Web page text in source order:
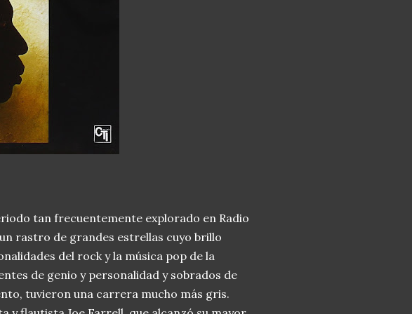
tan frecuentemente explorado en Radio
rastro de grandes estrellas cuyo brillo
del rock y la música pop de la
de genio y personalidad y sobrados de
tuvieron una carrera mucho más gris.